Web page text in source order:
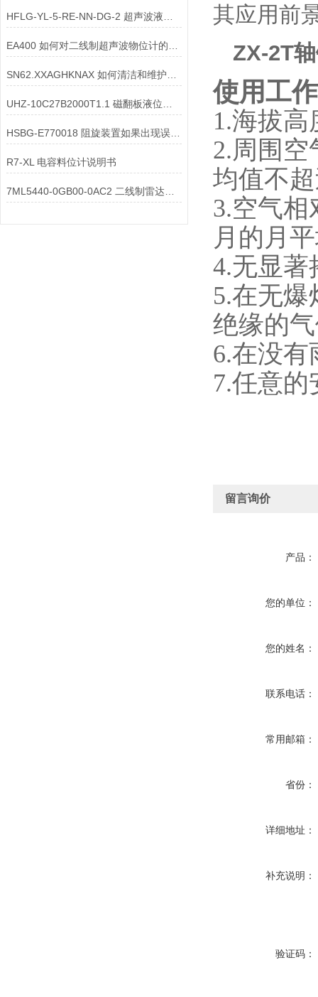
HSBG-E770018 阻旋装置如果出现误报该如何处理
R7-XL 电容料位计说明书
其应用前
ZX-2T
使用工
1.海拔高
2.周围
均值不
3.空气相
月的月
4.无显著
5.在无
绝缘的
6.在没
7.任意
留言询价
产品：
您的单位：
您的姓名：
联系电话：
常用邮箱：
省份：
详细地址：
补充说明：
验证码：